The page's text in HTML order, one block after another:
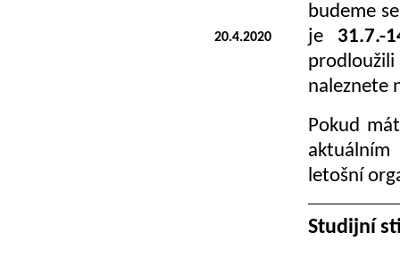
20.4.2020
budeme
je 31.7.-
naleznete
Pokud
letošní
Studijní